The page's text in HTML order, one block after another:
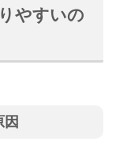
やすいの